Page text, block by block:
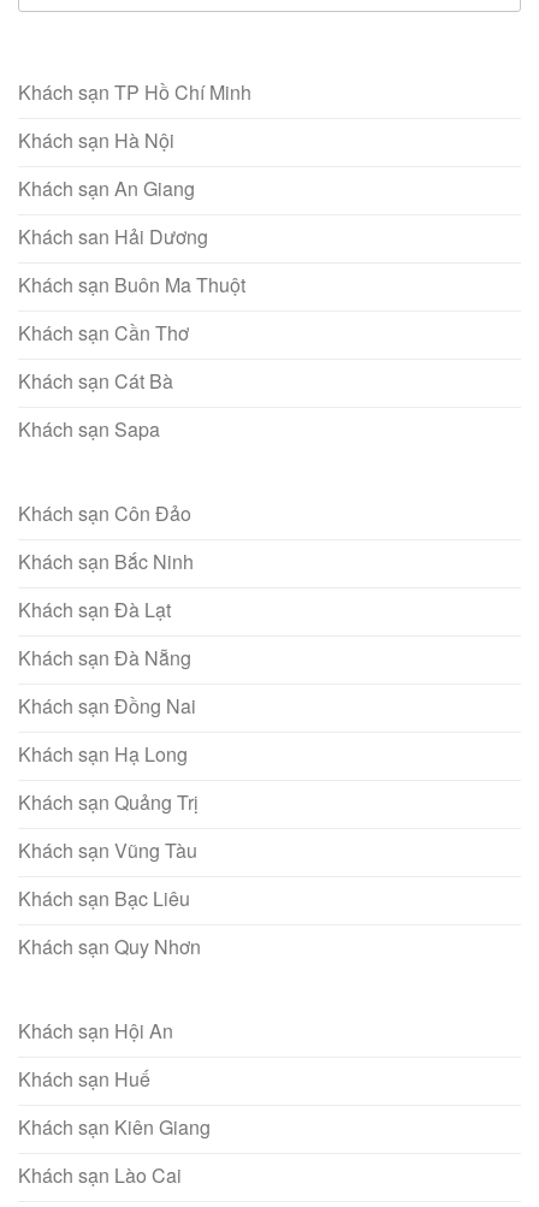
Khách sạn TP Hồ Chí Minh
Khách sạn Hà Nội
Khách sạn An Giang
Khách san Hải Dương
Khách sạn Buôn Ma Thuột
Khách sạn Cần Thơ
Khách sạn Cát Bà
Khách sạn Sapa
Khách sạn Côn Đảo
Khách sạn Bắc Ninh
Khách sạn Đà Lạt
Khách sạn Đà Nẵng
Khách sạn Đồng Nai
Khách sạn Hạ Long
Khách sạn Quảng Trị
Khách sạn Vũng Tàu
Khách sạn Bạc Liêu
Khách sạn Quy Nhơn
Khách sạn Hội An
Khách sạn Huế
Khách sạn Kiên Giang
Khách sạn Lào Cai